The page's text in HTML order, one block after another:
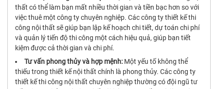
thất có thể làm bạn mất nhiều thời gian và tiền bạc hơn so với
việc thuê một công ty chuyên nghiệp. Các công ty thiết kế thi
công nội thất sẽ giúp bạn lập kế hoạch chi tiết, dự toán chi phí
và quản lý tiến độ thi công một cách hiệu quả, giúp bạn tiết
kiệm được cả thời gian và chi phí.
Tư vấn phong thủy và hợp mệnh: Một yếu tố không thể
thiếu trong thiết kế nội thất chính là phong thủy. Các công ty
thiết kế thi công nội thất chuyên nghiệp thường có đội ngũ tư